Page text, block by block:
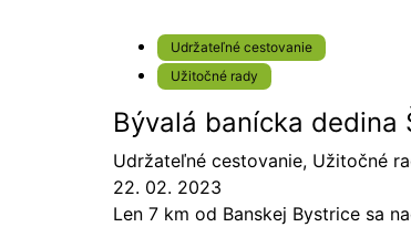
Udržateľné cestovanie
Užitočné rady
Bývalá banícka
Udržateľné cestovanie, Užitočné
22. 02. 2023
Len 7 km od Banskej Bystrice sa